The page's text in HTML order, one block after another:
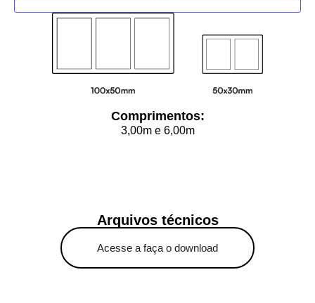
Comprimentos:
3,00m e 6,00m
Arquivos técnicos
Acesse a faça o download